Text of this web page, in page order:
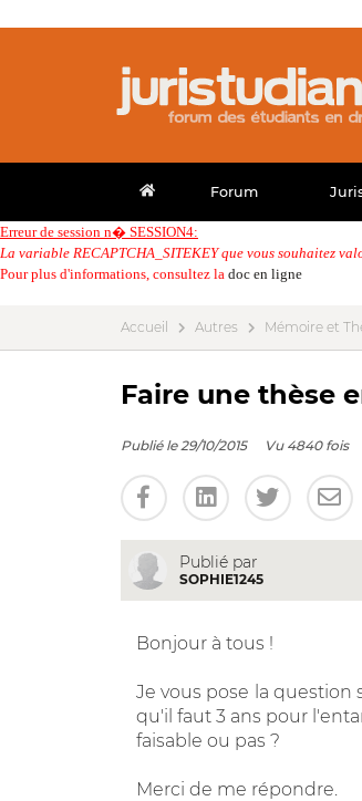
Forum
Erreur de session n� SESSION4:
La variable RECAPTCHA_SITEKEY que vous souhaitez
Pour plus d'informations, consultez la doc en ligne
Accueil Autres Mémoire et
Faire une thèse
Publié le 29/10/2015 Vu 4840 fois
Publié par
SOPHIE1245
Bonjour à tous !
Je vous pose la question
qu'il faut 3 ans pour
faisable ou pas ?
Merci de me répondre.